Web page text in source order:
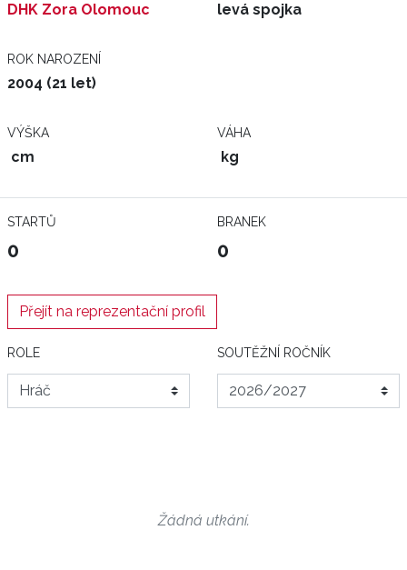
DHK Zora Olomouc levá spojka
ROK NAROZENÍ
2004 (21 let)
VÝŠKA
cm
VÁHA
kg
STARTŮ
0
BRANEK
0
Přejít na reprezentační profil
ROLE SOUTĚŽNÍ ROČNÍK
Žádná utkání.